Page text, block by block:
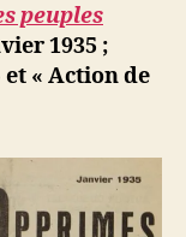
peuples
1935 ;
et « Action de